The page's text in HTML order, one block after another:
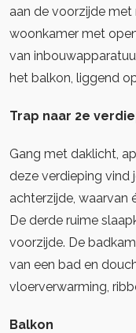
aan de voorzijde
woonkamer met
van
het balkon, liggend
Trap naar 2e
Gang met daklicht,
deze verdieping vind
achterzijde, waarvan
De derde ruime
voorzijde. De
van een bad en
vloerverwarming,
Balkon